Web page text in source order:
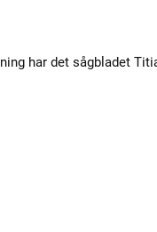
har det sågbladet